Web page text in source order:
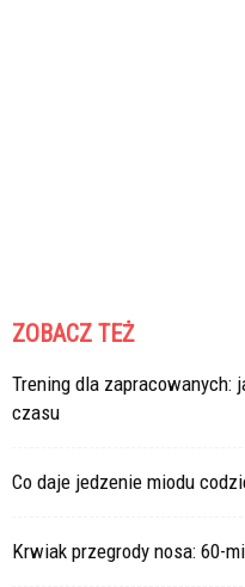
ZOBACZ TEŻ
Trening dla zapracowanych:
czasu
Co daje jedzenie miodu
Krwiak przegrody nosa: 60-